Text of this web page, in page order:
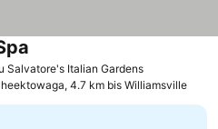
Salvatore's Italian GardensPreise
4.7 km bis Williamsville